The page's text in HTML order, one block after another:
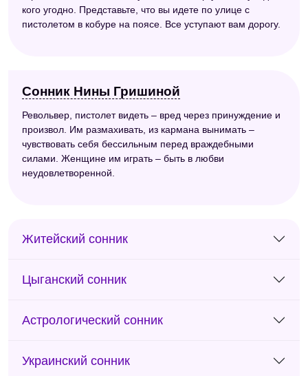
кого угодно. Представьте, что вы идете по улице с
пистолетом в кобуре на поясе. Все уступают вам дорогу.
Сонник Нины Гришиной
Револьвер, пистолет видеть – вред через принуждение и
произвол. Им размахивать, из кармана вынимать –
чувствовать себя бессильным перед враждебными
силами. Женщине им играть – быть в любви
неудовлетворенной.
Житейский сонник
Цыганский сонник
Астрологический сонник
Украинский сонник